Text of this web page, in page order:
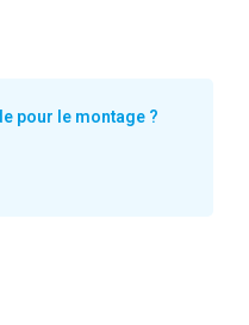
pour le montage ?